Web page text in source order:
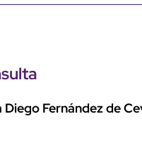
Diego Fernández de